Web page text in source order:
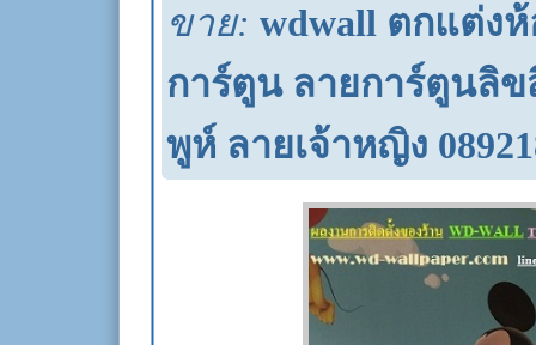
ขาย: wdwall ตกแต่งห้
การ์ตูน ลายการ์ตูนลิ
พูห์ ลายเจ้าหญิง